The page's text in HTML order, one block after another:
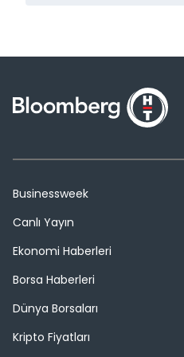
Businessweek
Canlı Yayın
Ekonomi Haberleri
Borsa Haberleri
Dünya Borsaları
Kripto Fiyatları